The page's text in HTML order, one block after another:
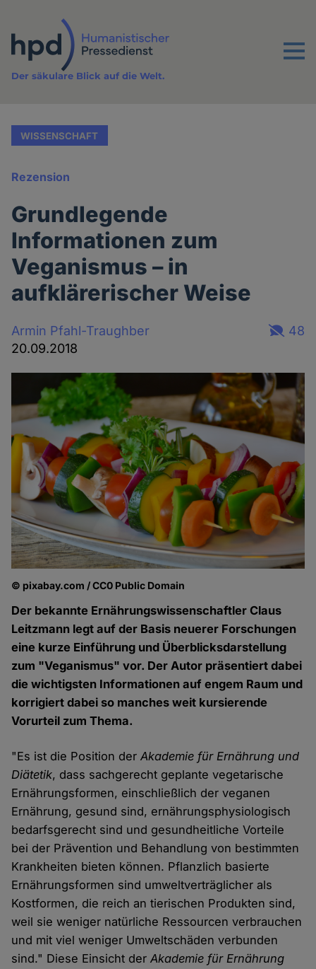
Inhalt
Menu
Der säkulare Blick auf die Welt.
WISSENSCHAFT
Rezension
Grundlegende
Informationen zum
Veganismus – in
aufklärerischer Weise
Armin Pfahl-Traughber
20.09.2018
48
© pixabay.com / CC0 Public Domain
Der bekannte Ernährungswissenschaftler Claus
Leitzmann legt auf der Basis neuerer Forschungen
eine kurze Einführung und Überblicksdarstellung
zum "Veganismus" vor. Der Autor präsentiert dabei
die wichtigsten Informationen auf engem Raum und
korrigiert dabei so manches weit kursierende
Vorurteil zum Thema.
"Es ist die Position derAkademie für Ernährung und
Diätetik, dass sachgerecht geplante vegetarische
Ernährungsformen, einschließlich der veganen
Ernährung, gesund sind, ernährungsphysiologisch
bedarfsgerecht sind und gesundheitliche Vorteile
bei der Prävention und Behandlung von bestimmten
Krankheiten bieten können. Pflanzlich basierte
Ernährungsformen sind umweltverträglicher als
Kostformen, die reich an tierischen Produkten sind,
weil sie weniger natürliche Ressourcen verbrauchen
und mit viel weniger Umweltschäden verbunden
sind." Diese Einsicht derAkademie für Ernährung